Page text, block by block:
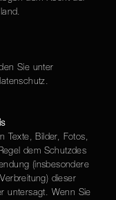
Sie unter
Texte, Bilder, Fotos,
dem Schutzdes
(insbesondere
dieser
untersagt. Wenn Sie